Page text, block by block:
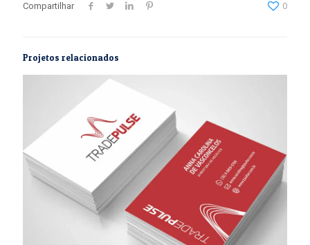
Compartilhar 0
Projetos relacionados